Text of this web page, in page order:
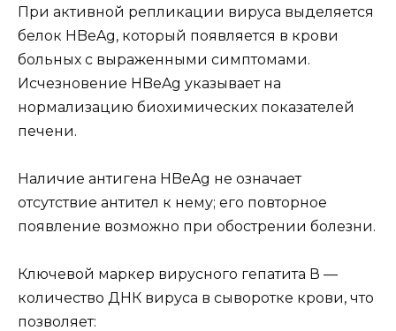
При активной репликации вируса выделяется
белок HBeAg, который появляется в крови
больных с выраженными симптомами.
Исчезновение HBeAg указывает на
нормализацию биохимических показателей
печени.
Наличие антигена HBeAg не означает
отсутствие антител к нему; его повторное
появление возможно при обострении болезни.
Ключевой маркер вирусного гепатита В —
количество ДНК вируса в сыворотке крови, что
позволяет: